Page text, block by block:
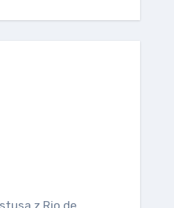
z Rio de